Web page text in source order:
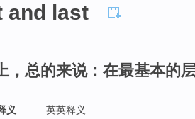
and last
，总的来说：在最基本的
义 英英释义